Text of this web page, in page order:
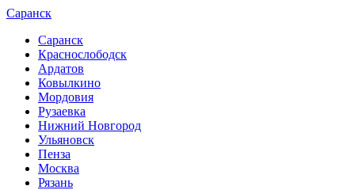
Саранск
Саранск
Краснослободск
Ардатов
Ковылкино
Мордовия
Рузаевка
Нижний Новгород
Ульяновск
Пенза
Москва
Рязань